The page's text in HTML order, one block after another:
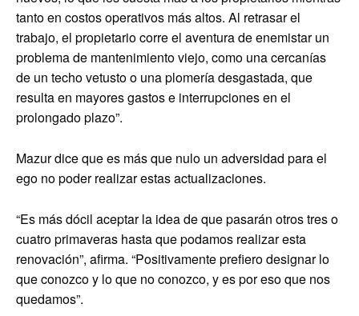
tanto en costos operativos más altos. Al retrasar el
trabajo, el propietario corre el aventura de enemistar un
problema de mantenimiento viejo, como una cercanías
de un techo vetusto o una plomería desgastada, que
resulta en mayores gastos e interrupciones en el
prolongado plazo”.
Mazur dice que es más que nulo un adversidad para el
ego no poder realizar estas actualizaciones.
“Es más dócil aceptar la idea de que pasarán otros tres o
cuatro primaveras hasta que podamos realizar esta
renovación”, afirma. “Positivamente prefiero designar lo
que conozco y lo que no conozco, y es por eso que nos
quedamos”.